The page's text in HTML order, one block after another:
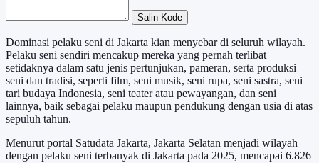
Salin Kode
Dominasi pelaku seni di Jakarta kian menyebar di seluruh wilayah.
Pelaku seni sendiri mencakup mereka yang pernah terlibat
setidaknya dalam satu jenis pertunjukan, pameran, serta produksi
seni dan tradisi, seperti film, seni musik, seni rupa, seni sastra, seni
tari budaya Indonesia, seni teater atau pewayangan, dan seni
lainnya, baik sebagai pelaku maupun pendukung dengan usia di atas
sepuluh tahun.
Menurut portal Satudata Jakarta, Jakarta Selatan menjadi wilayah
dengan pelaku seni terbanyak di Jakarta pada 2025, mencapai 6.826